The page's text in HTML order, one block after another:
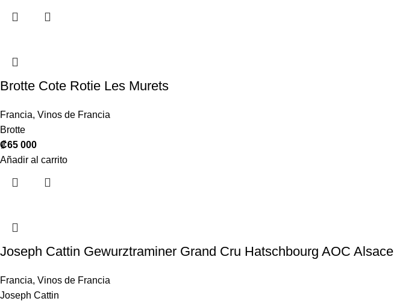
Brotte Cote Rotie Les Murets
Francia, Vinos de Francia
Brotte
₡65 000
Añadir al carrito
Joseph Cattin Gewurztraminer Grand Cru Hatschbourg AOC Alsace
Francia, Vinos de Francia
Joseph Cattin